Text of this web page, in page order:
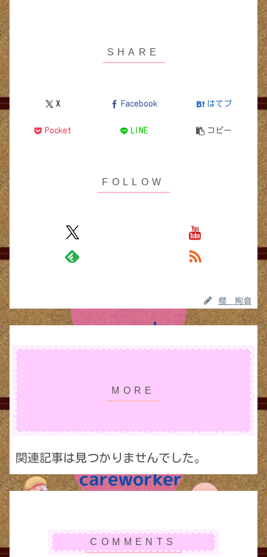
X Facebook はてブ
Pocket LINE コピー
櫻 絢音
関連記事は見つかりませんでした。